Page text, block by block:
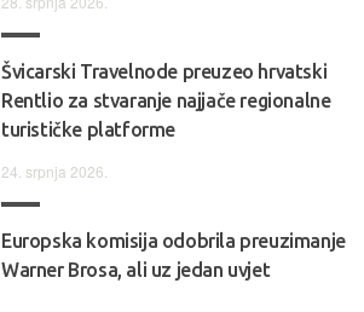
Švicarski Travelnode preuzeo hrvatski
Rentlio za stvaranje najjače regionalne
turističke platforme
24. srpnja 2026.
Europska komisija odobrila preuzimanje
Warner Brosa, ali uz jedan uvjet